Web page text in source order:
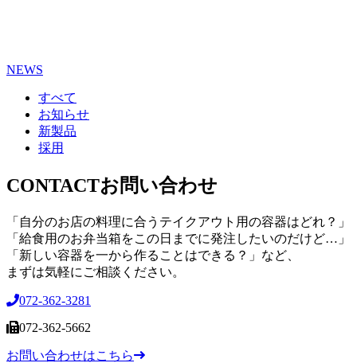
NEWS
すべて
お知らせ
新製品
採用
CONTACTお問い合わせ
「自分のお店の料理に合うテイクアウト用の容器はどれ？」
「給食用のお弁当箱をこの日までに発注したいのだけど…」
「新しい容器を一から作ることはできる？」など、
まずは気軽にご相談ください。
072-362-3281
072-362-5662
お問い合わせはこちら